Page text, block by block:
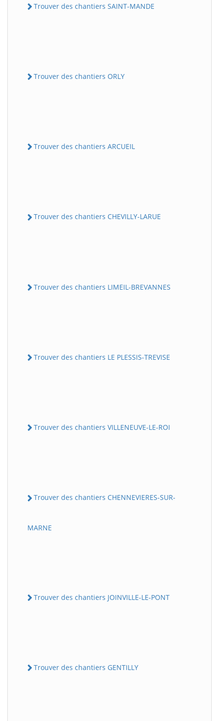
Trouver des chantiers SAINT-MANDE
Trouver des chantiers ORLY
Trouver des chantiers ARCUEIL
Trouver des chantiers CHEVILLY-LARUE
Trouver des chantiers LIMEIL-BREVANNES
Trouver des chantiers LE PLESSIS-TREVISE
Trouver des chantiers VILLENEUVE-LE-ROI
Trouver des chantiers CHENNEVIERES-SUR-
MARNE
Trouver des chantiers JOINVILLE-LE-PONT
Trouver des chantiers GENTILLY